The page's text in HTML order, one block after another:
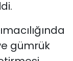
gümrük